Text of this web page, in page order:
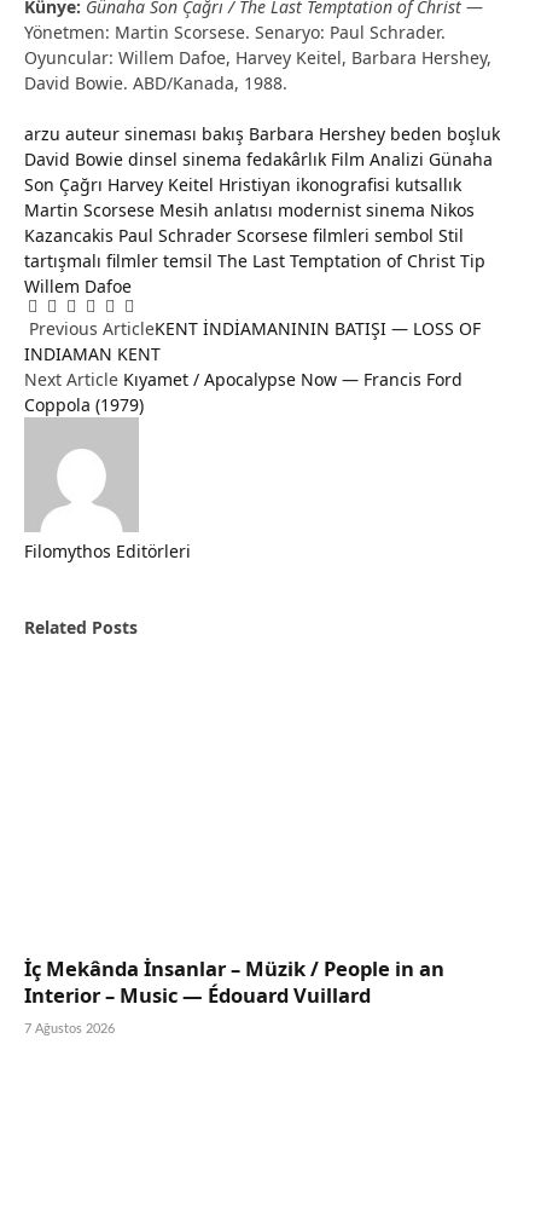
Künye: Günaha Son Çağrı / The Last Temptation of Christ —
Yönetmen: Martin Scorsese. Senaryo: Paul Schrader.
Oyuncular: Willem Dafoe, Harvey Keitel, Barbara Hershey,
David Bowie. ABD/Kanada, 1988.
arzu auteur sineması bakış Barbara Hershey beden boşluk
David Bowie dinsel sinema fedakârlık Film Analizi Günaha
Son Çağrı Harvey Keitel Hristiyan ikonografisi kutsallık
Martin Scorsese Mesih anlatısı modernist sinema Nikos
Kazancakis Paul Schrader Scorsese filmleri sembol Stil
tartışmalı filmler temsil The Last Temptation of Christ Tip
Willem Dafoe
Facebook
Twitter
Pinterest
LinkedIn
Tumblr
Email
Previous ArticleKENT İNDİAMANININ BATIŞI — LOSS OF
INDIAMAN KENT
Next Article Kıyamet / Apocalypse Now — Francis Ford
Coppola (1979)
Filomythos Editörleri
Related Posts
İç Mekânda İnsanlar – Müzik / People in an
Interior – Music — Édouard Vuillard
7 Ağustos 2026